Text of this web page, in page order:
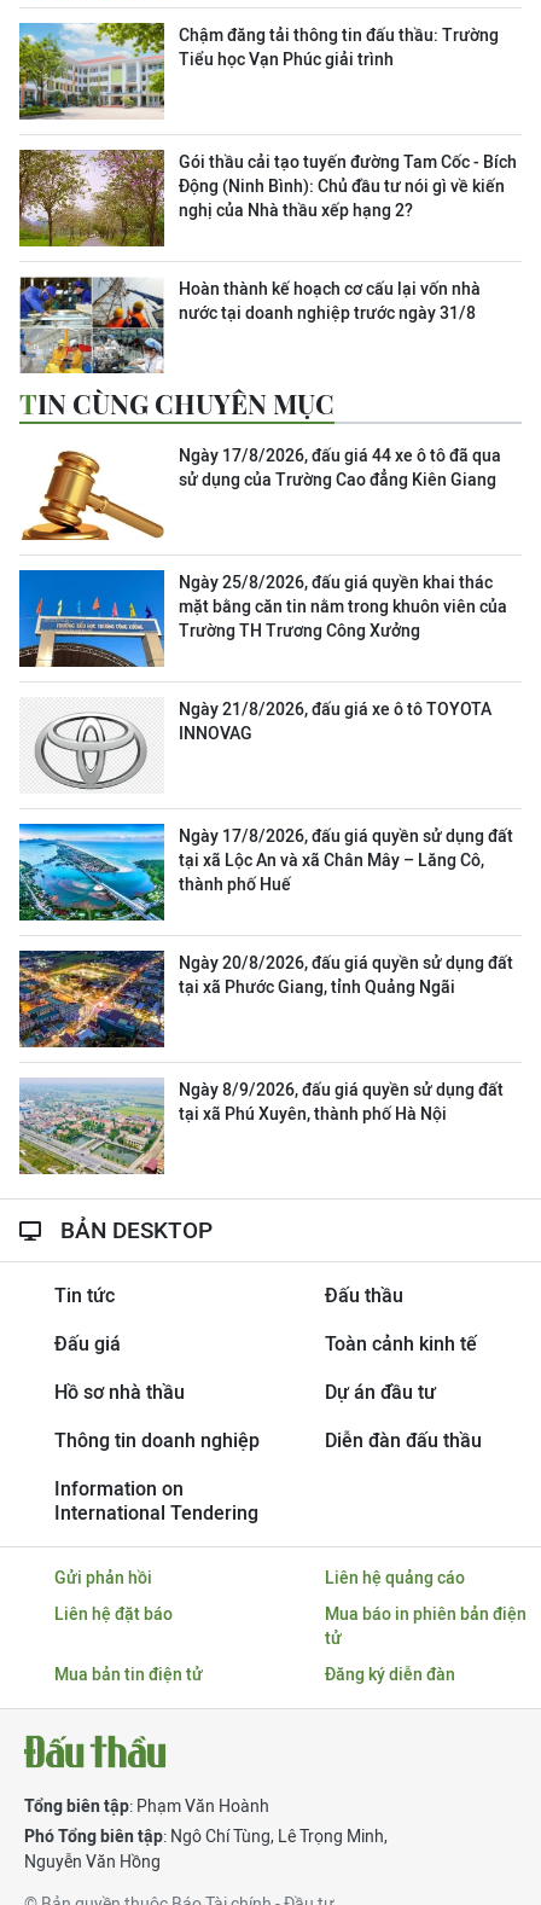
Chậm đăng tải thông tin đấu thầu: Trường
Tiểu học Vạn Phúc giải trình
Gói thầu cải tạo tuyến đường Tam Cốc - Bích
Động (Ninh Bình): Chủ đầu tư nói gì về kiến
nghị của Nhà thầu xếp hạng 2?
Hoàn thành kế hoạch cơ cấu lại vốn nhà
nước tại doanh nghiệp trước ngày 31/8
TIN CÙNG CHUYÊN MỤC
Ngày 17/8/2026, đấu giá 44 xe ô tô đã qua
sử dụng của Trường Cao đẳng Kiên Giang
Ngày 25/8/2026, đấu giá quyền khai thác
mặt bằng căn tin nằm trong khuôn viên của
Trường TH Trương Công Xưởng
Ngày 21/8/2026, đấu giá xe ô tô TOYOTA
INNOVAG
Ngày 17/8/2026, đấu giá quyền sử dụng đất
tại xã Lộc An và xã Chân Mây – Lăng Cô,
thành phố Huế
Ngày 20/8/2026, đấu giá quyền sử dụng đất
tại xã Phước Giang, tỉnh Quảng Ngãi
Ngày 8/9/2026, đấu giá quyền sử dụng đất
tại xã Phú Xuyên, thành phố Hà Nội
BẢN DESKTOP
Tin tức Đấu thầu
Đấu giá Toàn cảnh kinh tế
Hồ sơ nhà thầu Dự án đầu tư
Thông tin doanh nghiệp Diễn đàn đấu thầu
Information on
International Tendering
Gửi phản hồi
Liên hệ quảng cáo
Liên hệ đặt báo
Mua báo in phiên bản điện
tử
Mua bản tin điện tử
Đăng ký diễn đàn
Tổng biên tập: Phạm Văn Hoành
Phó Tổng biên tập: Ngô Chí Tùng, Lê Trọng Minh,
Nguyễn Văn Hồng